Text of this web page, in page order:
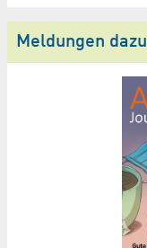
Meldungen dazu